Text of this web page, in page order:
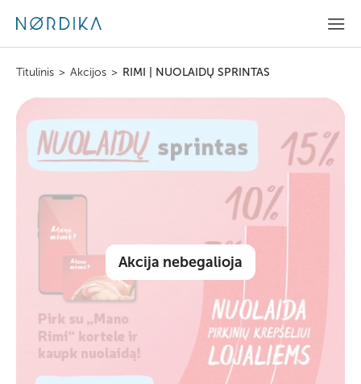
Titulinis > Akcijos > RIMI | NUOLAIDŲ SPRINTAS
Akcija nebegalioja